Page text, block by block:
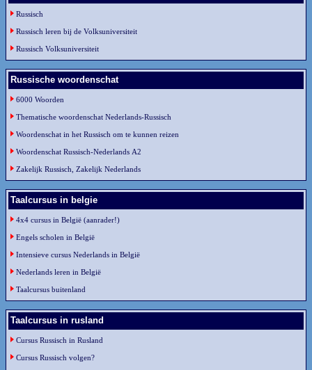
Russisch
Russisch leren bij de Volksuniversiteit
Russisch Volksuniversiteit
Russische woordenschat
6000 Woorden
Thematische woordenschat Nederlands-Russisch
Woordenschat in het Russisch om te kunnen reizen
Woordenschat Russisch-Nederlands A2
Zakelijk Russisch, Zakelijk Nederlands
Taalcursus in belgie
4x4 cursus in België (aanrader!)
Engels scholen in België
Intensieve cursus Nederlands in België
Nederlands leren in België
Taalcursus buitenland
Taalcursus in rusland
Cursus Russisch in Rusland
Cursus Russisch volgen?